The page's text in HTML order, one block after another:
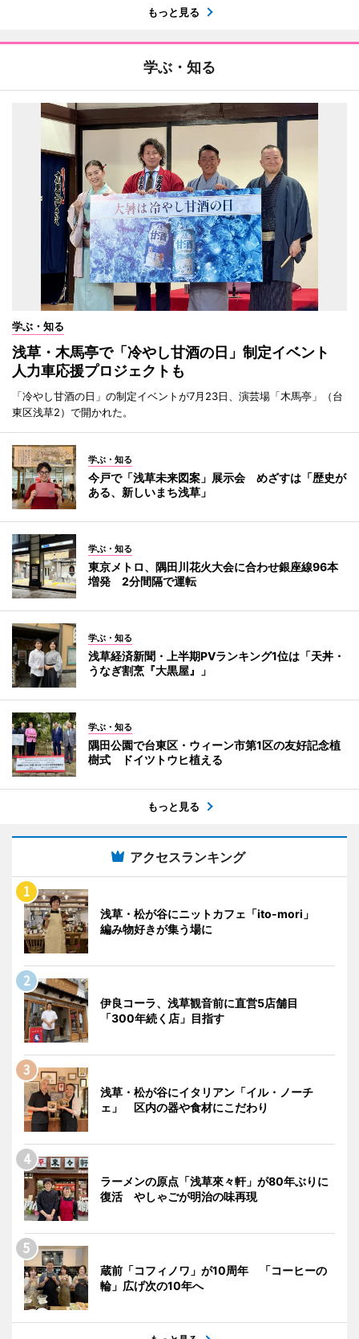
もっと見る
学ぶ・知る
学ぶ・知る
浅草・木馬亭で「冷やし甘酒の日」制定イベント
人力車応援プロジェクトも
「冷やし甘酒の日」の制定イベントが7月23日、演芸場「木馬亭」（台
東区浅草2）で開かれた。
学ぶ・知る
今戸で「浅草未来図案」展示会 めざすは「歴史が
ある、新しいまち浅草」
学ぶ・知る
東京メトロ、隅田川花火大会に合わせ銀座線96本
増発 2分間隔で運転
学ぶ・知る
浅草経済新聞・上半期PVランキング1位は「天丼・
うなぎ割烹『大黒屋』」
学ぶ・知る
隅田公園で台東区・ウィーン市第1区の友好記念植
樹式 ドイツトウヒ植える
もっと見る
アクセスランキング
浅草・松が谷にニットカフェ「ito-mori」
編み物好きが集う場に
伊良コーラ、浅草観音前に直営5店舗目
「300年続く店」目指す
浅草・松が谷にイタリアン「イル・ノーチ
ェ」 区内の器や食材にこだわり
ラーメンの原点「浅草來々軒」が80年ぶりに
復活 やしゃごが明治の味再現
蔵前「コフィノワ」が10周年 「コーヒーの
輪」広げ次の10年へ